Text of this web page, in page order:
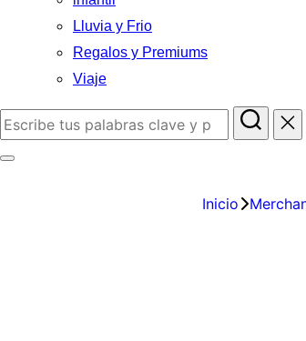
Lluvia y Frio
Regalos y Premiums
Viaje
Inicio